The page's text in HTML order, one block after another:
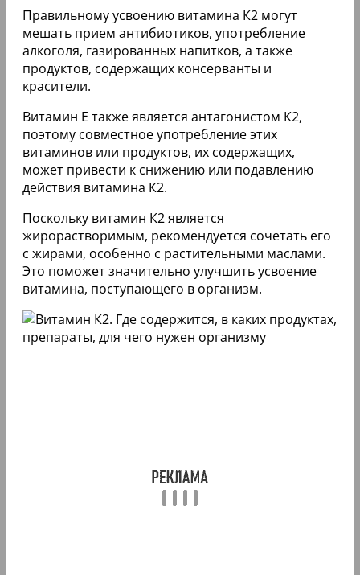
Правильному усвоению витамина К2 могут
мешать прием антибиотиков, употребление
алкоголя, газированных напитков, а также
продуктов, содержащих консерванты и
красители.
Витамин Е также является антагонистом К2,
поэтому совместное употребление этих
витаминов или продуктов, их содержащих,
может привести к снижению или подавлению
действия витамина К2.
Поскольку витамин К2 является
жирорастворимым, рекомендуется сочетать его
с жирами, особенно с растительными маслами.
Это поможет значительно улучшить усвоение
витамина, поступающего в организм.